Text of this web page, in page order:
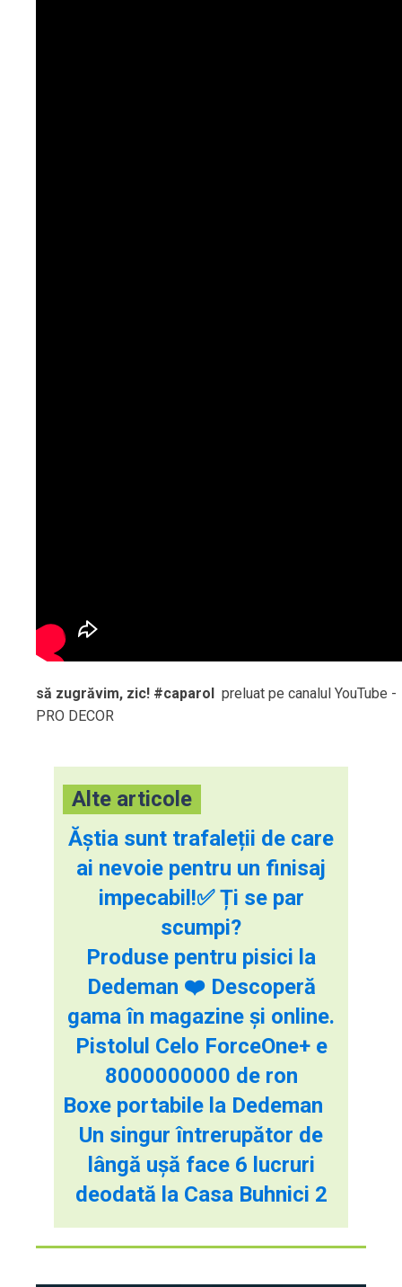
să zugrăvim, zic! #caparol preluat pe canalul YouTube -
PRO DECOR
Alte articole
Ăștia sunt trafaleții de care
ai nevoie pentru un finisaj
impecabil!✅ Ți se par
scumpi?
Produse pentru pisici la
Dedeman ❤️ Descoperă
gama în magazine și online.
Pistolul Celo ForceOne+ e
8000000000 de ron
Boxe portabile la Dedeman
Un singur întrerupător de
lângă ușă face 6 lucruri
deodată la Casa Buhnici 2